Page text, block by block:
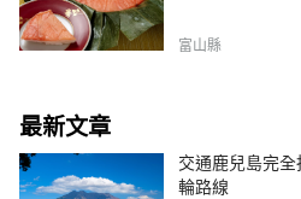
富山縣
最新文章
交通鹿兒島完
輪路線